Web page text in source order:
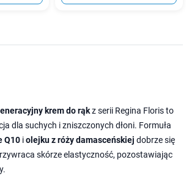
krem do rąkz serii Regina Floris to
dla suchych i zniszczonych dłoni. Formuła
Q10 iolejku z róży damasceńskiej dobrze się
skórze elastyczność, pozostawiając